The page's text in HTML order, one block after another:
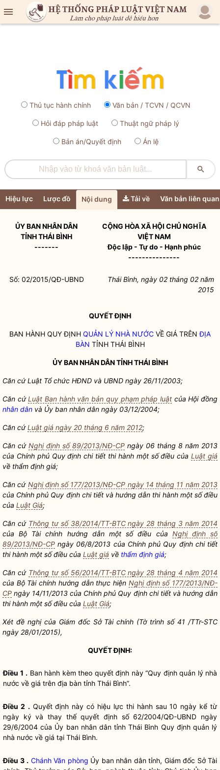

Thủ tục hành chính Văn bản / TCVN / QCVN
Hỏi đáp pháp luật Thuật ngữ pháp lý
Bản án/Quyết định Án lệ

Hiệu lực Lược đồ Nội dung Tải về Văn bản liên quan
ỦY BANNHÂN DÂN
TỈNH THÁI BÌNH
-------
CỘNG HÒA XÃ HỘI CHỦ NGHĨA
VIỆT NAM
Độc lập - Tự do - Hạnh phúc
---------------
Số: 02/2015/QĐ-UBND
Thái Bình, ngày 02 tháng 02 năm
2015
QUYẾT ĐỊNH
BAN HÀNH QUY ĐỊNH QUẢN LÝ NHÀ NƯỚC VỀ GIÁ TRÊNĐỊA
BÀN TỈNH THÁI BÌNH
ỦY BANNHÂN DÂNTỈNH THÁI BÌNH
Căn cứ Luật Tổ chức HĐND và UBND ngày 26/11/2003;
Căn cứLuật Ban hành văn bản quy phạm pháp luậtcủa Hội đồng
nhân dân và Ủy ban nhân dân ngày 03/12/2004;
Căn cứLuật giá ngày 20 tháng 6 năm 2012;
Căn cứ Nghị định số 89/2013/NĐ-CP ngày 06 tháng 8 năm 2013
của Chính phủ Quy định chi tiết thi hành một số điều củaLuật giá
về thẩm định giá;
Căn cứ Nghị định số 177/2013/NĐ-CP ngày 14 tháng 11 năm 2013
của Chính phủ Quy định chi tiết và hướng dẫn thi hành một số điều
của Luật Giá;
Căn cứ Thông tư số 38/2014/TT-BTC ngày 28 tháng 3 năm 2014
của Bộ Tài chính hướng dẫn một số điều của Nghị định số
89/2013/NĐ-CP ngày 06/8/2013 của Chính phủ Quy định chi tiết
thi hành một số điều của Luật giá về thẩm định giá;
Căn cứ Thông tư số 56/2014/TT-BTC ngày 28 tháng 4 năm 2014
của Bộ Tài chính hướng dẫn thực hiện Nghị định số 177/2013/NĐ-
CP ngày 14/11/2013 của Chính phủ Quy định chi tiết và hướng dẫn
thi hành một số điều của Luật Giá;
Xét đề nghị của Giám đốc Sở Tài chính (Tờ trình số 41 /TTr-STC
ngày 28/01/2015),
QUYẾT ĐỊNH:
Điều 1 . Ban hành kèm theo quyết định này “Quy định quản lý nhà
nước về giá trên địa bàn tỉnh Thái Bình”.
Điều 2 .Quyết định này có hiệu lực thi hành sau 10 ngày kể từ
ngày ký và thay thế quyết định số 62/2004/QĐ-UBND ngày
29/6/2004 của Ủy ban nhân dântỉnh Thái Bình Quy định quản lý
nhà nước về giá tại Thái Bình.
Điều 3 . Chánh Văn phòng Ủy ban nhân dântỉnh, Giám đốc Sở Tài